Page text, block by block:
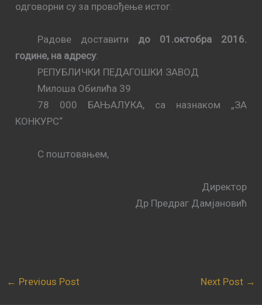
одговорни су за провођење истог.
Радове доставити до 01 .октобра 201 6.
године, на адресу:
РЕПУБЛИЧКИ ПЕДАГОШКИ ЗАВОД
Милоша Обилића 39
78 000 БАЊАЛУКА, са назнаком „ЗА
КОНКУРС“
С поштовањем,
Директор
Др Предраг Дамјановић
← Previous Post Next Post →